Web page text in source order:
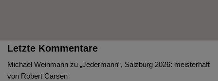
Letzte Kommentare
Michael Weinmann zu „Jedermann“, Salzburg 2026: meisterhaft
von Robert Carsen